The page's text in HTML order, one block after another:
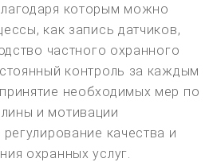
которым можно
как запись датчиков,
частного охранного
контроль за каждым
необходимых мер по
и мотивации
качества и
охранных услуг.